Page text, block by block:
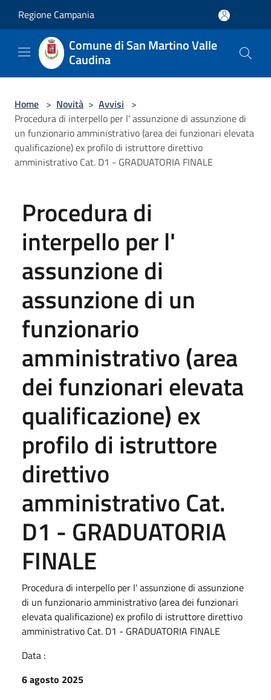
Regione Campania
Comune di San Martino Valle
Caudina
Home > Novità > Avvisi >
Procedura di interpello per l' assunzione di assunzione di
un funzionario amministrativo (area dei funzionari elevata
qualificazione) ex profilo di istruttore direttivo
amministrativo Cat. D1 - GRADUATORIA FINALE
Procedura di
interpello per l'
assunzione di
assunzione di un
funzionario
amministrativo (area
dei funzionari elevata
qualificazione) ex
profilo di istruttore
direttivo
amministrativo Cat.
D1 - GRADUATORIA
FINALE
Procedura di interpello per l' assunzione di assunzione
di un funzionario amministrativo (area dei funzionari
elevata qualificazione) ex profilo di istruttore direttivo
amministrativo Cat. D1 - GRADUATORIA FINALE
Data :
6 agosto 2025